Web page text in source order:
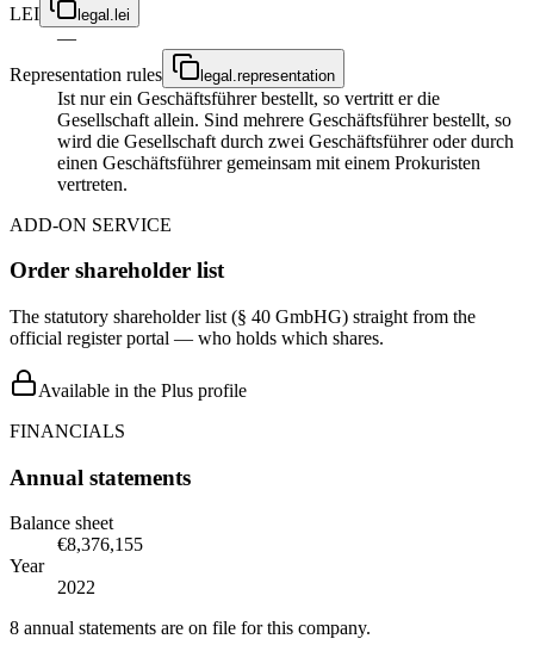
LEI legal.lei
—
Representation rules
legal.representation
Ist nur ein Geschäftsführer bestellt, so vertritt er die
Gesellschaft allein. Sind mehrere Geschäftsführer bestellt, so
wird die Gesellschaft durch zwei Geschäftsführer oder durch
einen Geschäftsführer gemeinsam mit einem Prokuristen
vertreten.
ADD-ON SERVICE
Order shareholder list
The statutory shareholder list (§ 40 GmbHG) straight from the
official register portal — who holds which shares.
Available in the Plus profile
FINANCIALS
Annual statements
Balance sheet
€8,376,155
Year
2022
8 annual statements are on file for this company.